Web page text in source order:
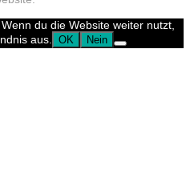
du die Website weiter nutzt,
aus.
OK Nein